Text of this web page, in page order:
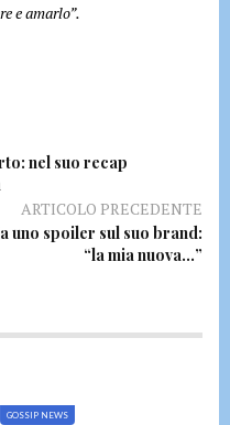
e amarlo”.
nel suo recap
ARTICOLO PRECEDENTE
uno spoiler sul suo brand:
“la mia nuova…”
GOSSIP NEWS